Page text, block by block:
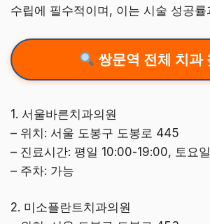
수립에 필수적이며, 이는 시술 성공률
쌍문역 전체 치과
1. 서울바른치과의원
– 위치: 서울 도봉구 도봉로 445
– 진료시간: 평일 10:00-19:00, 토요
– 주차: 가능
2. 미소플란트치과의원